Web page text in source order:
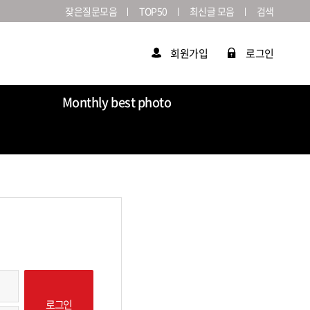
잦은질문모음 TOP50 최신글 모음 검색
회원가입 로그인
Monthly best photo